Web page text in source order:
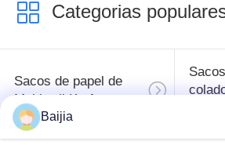
Categorias
Sacos de papel de
Multiwall Kraft
Baijia